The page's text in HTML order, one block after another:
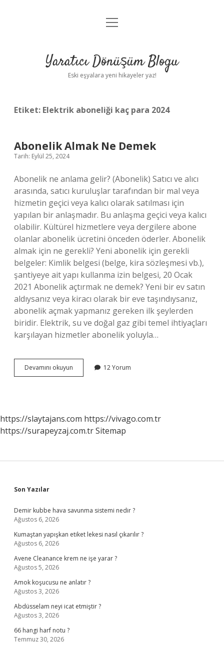
Anasayfa
Yasal Uyarı
menüyü
Yaratıcı Dönüşüm Blogu
Eski eşyalara yeni hikayeler yaz!
Etiket: Elektrik aboneliği kaç para 2024
Abonelik Almak Ne Demek
Tarih: Eylül 25, 2024
Abonelik ne anlama gelir? (Abonelik) Satıcı ve alıcı
arasında, satıcı kuruluşlar tarafından bir mal veya
hizmetin geçici veya kalıcı olarak satılması için
yapılan bir anlaşmadır. Bu anlaşma geçici veya kalıcı
olabilir. Kültürel hizmetlere veya dergilere abone
olanlar abonelik ücretini önceden öderler. Abonelik
almak için ne gerekli? Yeni abonelik için gerekli
belgeler: Kimlik belgesi (belge, kira sözleşmesi vb.),
şantiyeye ait yapı kullanma izin belgesi, 20 Ocak
2021 Abonelik açtırmak ne demek? Yeni bir ev satın
aldıysanız veya kiracı olarak bir eve taşındıysanız,
abonelik açmak yapmanız gereken ilk şeylerden
biridir. Elektrik, su ve doğal gaz gibi temel ihtiyaçları
karşılayan hizmetler abonelik yoluyla…
Devamını okuyun Abonelik
Almak
12 Yorum
https://slaytajans.com https://vivago.com.tr
https://surapeyzaj.com.trSitemap
Sidebar
Son Yazılar
Demir kubbe hava savunma sistemi nedir ?
Ağustos 6, 2026
Kumaştan yapışkan etiket lekesi nasıl çıkarılır ?
Ağustos 6, 2026
Avene Cleanance krem ne işe yarar ?
Ağustos 5, 2026
Amok koşucusu ne anlatır ?
Ağustos 3, 2026
Abdüsselam neyi icat etmiştir ?
Ağustos 3, 2026
66 hangi harf notu ?
Temmuz 30, 2026